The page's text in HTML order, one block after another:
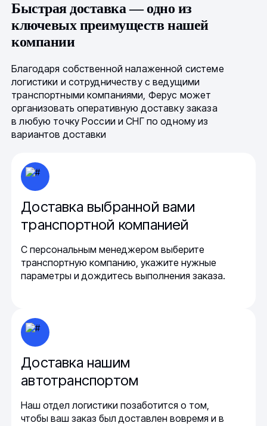
Быстрая доставка — одно из
ключевых преимуществ нашей
компании
Благодаря собственной налаженной системе
логистики и сотрудничеству с ведущими
транспортными компаниями, Ферус может
организовать оперативную доставку заказа
в любую точку России и СНГ по одному из
вариантов доставки
Доставка выбранной вами
транспортной компанией
С персональным менеджером выберите
транспортную компанию, укажите нужные
параметры и дождитесь выполнения заказа.
Доставка нашим
автотранспортом
Наш отдел логистики позаботится о том,
чтобы ваш заказ был доставлен вовремя и в